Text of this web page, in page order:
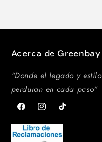
Acerca de Greenbay
“Donde el legado y estilo
perduran en cada paso”
FacebookInstagramTikTok